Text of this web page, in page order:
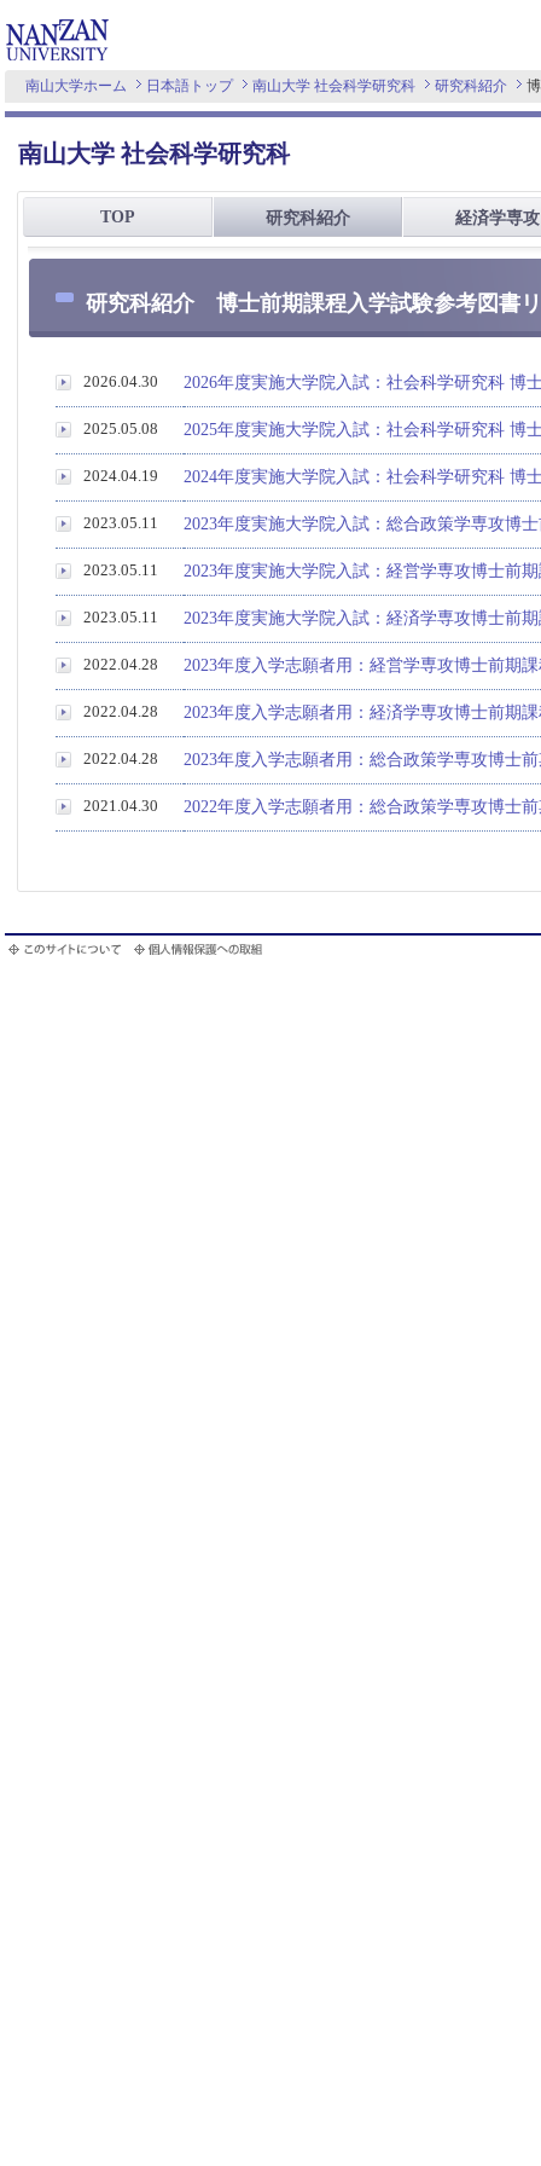
南山大学ホーム 日本語トップ 南山大学 社会科学研究科 研究科紹介
南山大学 社会科学研究科
TOP 研究科紹介 経済学専攻
研究科紹介 博士前期課程入学試験参考図書
2026.04.30 2026年度実施大学院入試：社会科学研究科 博
2025.05.08 2025年度実施大学院入試：社会科学研究科 博
2024.04.19 2024年度実施大学院入試：社会科学研究科 博
2023.05.11 2023年度実施大学院入試：総合政策学専攻博
2023.05.11 2023年度実施大学院入試：経営学専攻博士前
2023.05.11 2023年度実施大学院入試：経済学専攻博士前
2022.04.28 2023年度入学志願者用：経営学専攻博士前期
2022.04.28 2023年度入学志願者用：経済学専攻博士前期
2022.04.28 2023年度入学志願者用：総合政策学専攻博士
2021.04.30 2022年度入学志願者用：総合政策学専攻博士